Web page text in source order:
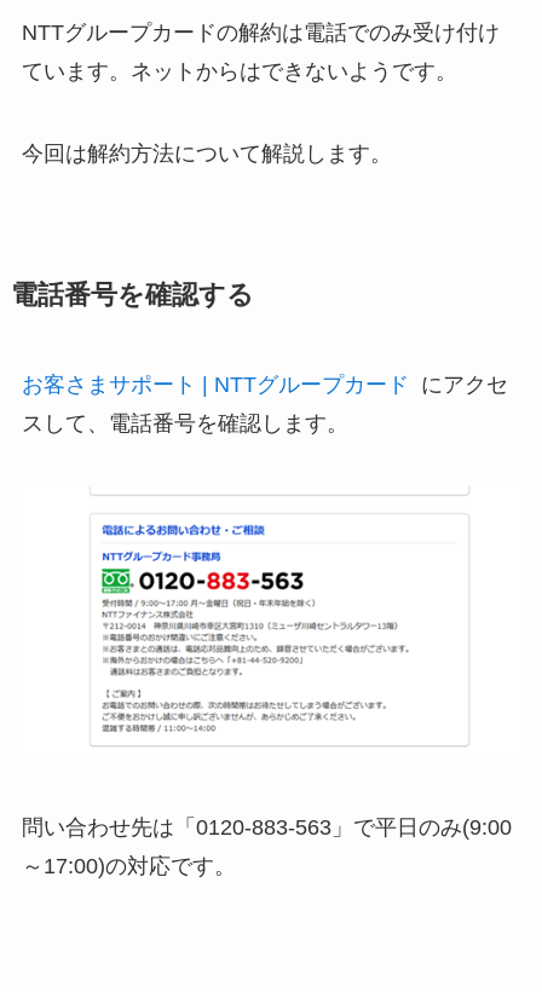
NTTグループカードの解約は電話でのみ受け付け
ています。ネットからはできないようです。
今回は解約方法について解説します。
電話番号を確認する
お客さまサポート | NTTグループカード にアクセ
スして、電話番号を確認します。
問い合わせ先は「0120-883-563」で平日のみ(9:00
～17:00)の対応です。